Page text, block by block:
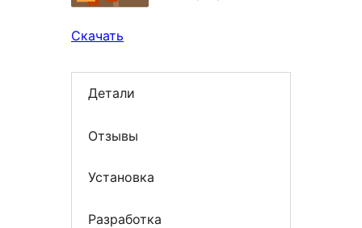
Скачать
Детали
Отзывы
Установка
Разработка